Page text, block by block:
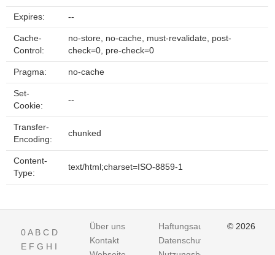
Expires: --
Cache-
Control:
no-store, no-cache, must-revalidate, post-
check=0, pre-check=0
Pragma: no-cache
Set-
Cookie:
--
Transfer-
Encoding:
chunked
Content-
Type:
text/html;charset=ISO-8859-1
0A B C D
E F G H I
Über uns
Kontakt
Haftungsausschluss
Datenschutz
© 2026